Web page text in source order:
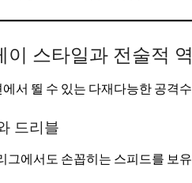
이 스타일과 전술적
서 뛸 수 있는 다재다능한 공격
드리블
그에서도 손꼽히는 스피드를 보